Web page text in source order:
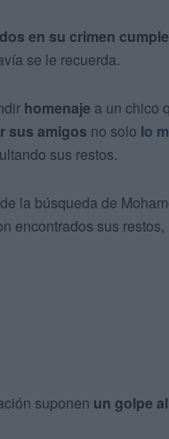
en su crimen
se le recuerda.
homenaje a un chico
sus amigos no solo lo
sus restos.
la búsqueda de
sus restos,
suponen un golpe